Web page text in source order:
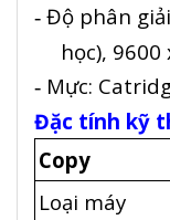
- Độ phân
học),
- Mực:
Đặc tính kỹ
Copy
Loại máy